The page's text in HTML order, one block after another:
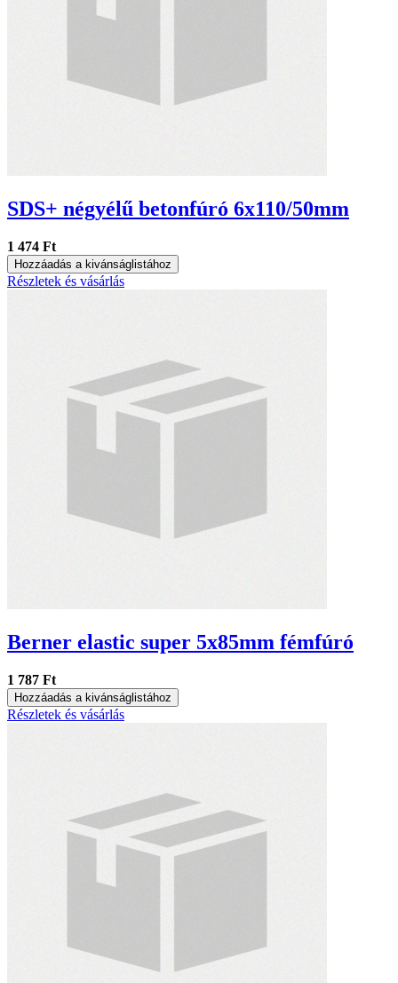
SDS+ négyélű betonfúró 6x110/50mm
1 474 Ft
Hozzáadás a kivánságlistához
Részletek és vásárlás
Berner elastic super 5x85mm fémfúró
1 787 Ft
Hozzáadás a kivánságlistához
Részletek és vásárlás